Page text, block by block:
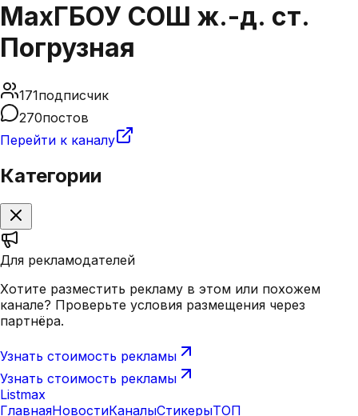
MaxГБОУ СОШ ж.-д. ст.
Погрузная
171подписчик
270постов
Перейти к каналу
Категории
Для рекламодателей
Хотите разместить рекламу в этом или похожем
канале? Проверьте условия размещения через
партнёра.
Узнать стоимость рекламы
Узнать стоимость рекламы
Listmax
ГлавнаяНовостиКаналыСтикерыТОП